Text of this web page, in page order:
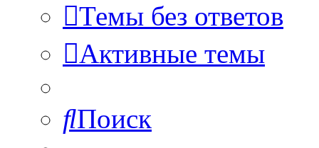
Темы без ответов
Активные темы
Поиск